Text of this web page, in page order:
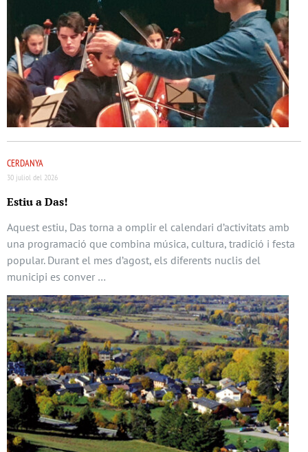
CERDANYA
30 juliol del 2026
Estiu a Das!
Aquest estiu, Das torna a omplir el calendari d’activitats amb
una programació que combina música, cultura, tradició i festa
popular. Durant el mes d’agost, els diferents nuclis del
municipi es conver …